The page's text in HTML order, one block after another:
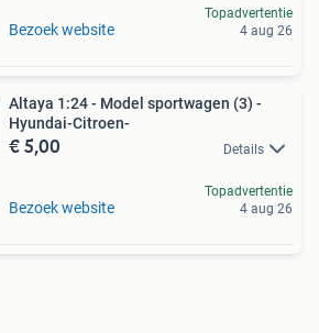
Bezoek website
Topadvertentie
4 aug 26
Altaya 1:24 - Model sportwagen (3) -
Hyundai-Citroen-
€ 5,00 Details
Bezoek website
Topadvertentie
4 aug 26